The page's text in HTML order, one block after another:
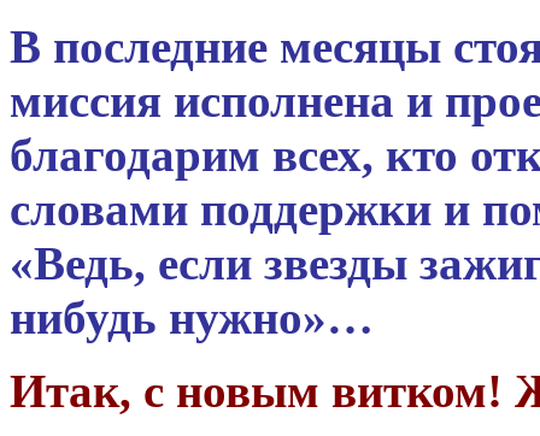
В последние месяцы
миссия исполнена и
благодарим всех, кто
словами поддержки и
«Ведь, если звезды
нибудь нужно»…
Итак, с новым витком!